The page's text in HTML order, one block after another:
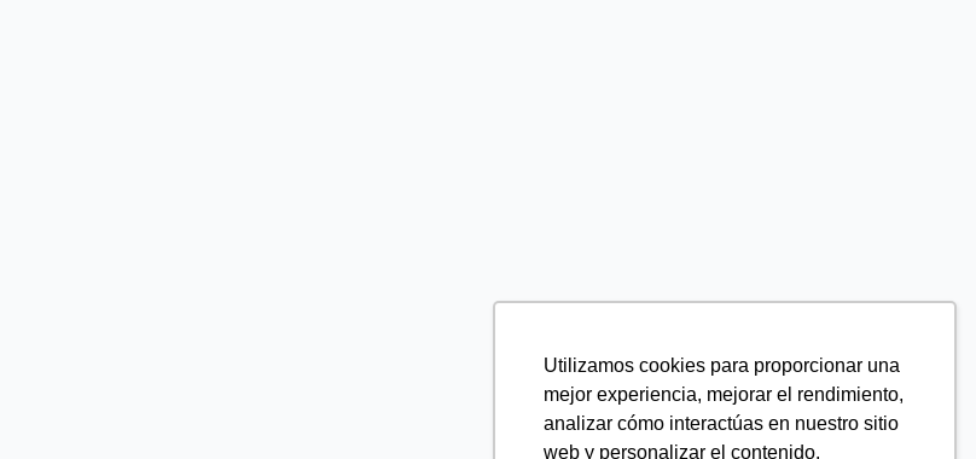
Utilizamos cookies para proporcionar una
mejor experiencia, mejorar el rendimiento,
analizar cómo interactúas en nuestro sitio
web y personalizar el contenido.